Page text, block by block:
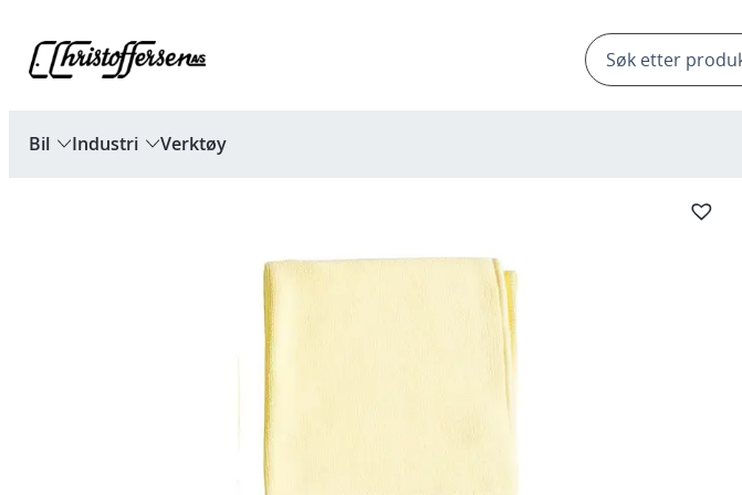
innhold
Products
search
Bil Industri Verktøy